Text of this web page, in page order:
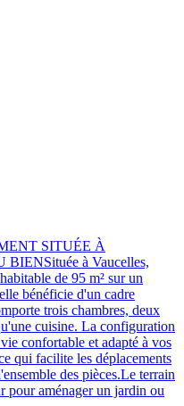
SITUÉE À
à Vaucelles,
de 95 m² sur un
bénéficie d'un cadre
trois chambres, deux
cuisine. La configuration
confortable et adapté à vos
qui facilite les déplacements
des pièces.Le terrain
pour aménager un jardin ou